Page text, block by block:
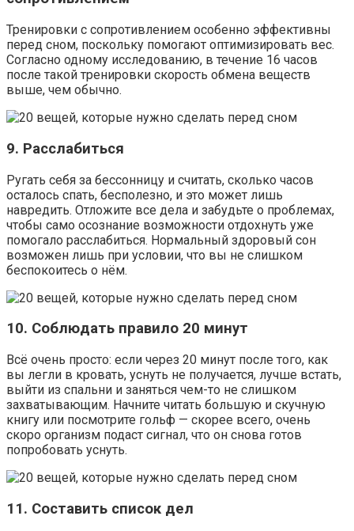
Тренировки с сопротивлением особенно эффективны
перед сном, поскольку помогают оптимизировать вес.
Согласно одному исследованию, в течение 16 часов
после такой тренировки скорость обмена веществ
выше, чем обычно.
9. Расслабиться
Ругать себя за бессонницу и считать, сколько часов
осталось спать, бесполезно, и это может лишь
навредить. Отложите все дела и забудьте о проблемах,
чтобы само осознание возможности отдохнуть уже
помогало расслабиться. Нормальный здоровый сон
возможен лишь при условии, что вы не слишком
беспокоитесь о нём.
10. Соблюдать правило 20 минут
Всё очень просто: если через 20 минут после того, как
вы легли в кровать, уснуть не получается, лучше встать,
выйти из спальни и заняться чем-то не слишком
захватывающим. Начните читать большую и скучную
книгу или посмотрите гольф — скорее всего, очень
скоро организм подаст сигнал, что он снова готов
попробовать уснуть.
11. Составить список дел